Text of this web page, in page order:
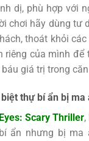
dị, phù hợp với
chơi hãy dùng tư
thoát khỏi
riêng của mình
giá trị trong
thự bí ẩn bị ma
Eyes: Scary Thriller
ẩn nhưng bị ma